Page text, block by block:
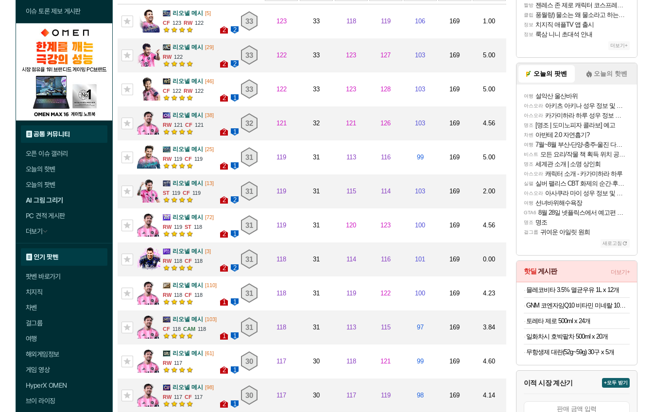
이슈 토론 제보 게시판
공통 커뮤니티
오픈 이슈 갤러리
오늘의 핫벤
오늘의 팟벤
AI 그림 그리기
PC 견적 게시판
더보기
인기 팟벤
팟벤 바로가기
치지직
차벤
걸그룹
여행
해외게임정보
게임 영상
HyperX OMEN
브이 라이징
리오넬 메시 [5]
123
122
2 2
33 123 33 118 119 106 169 1.00
리오넬 메시 [29]
122
2 2
33 122 33 123 127 103 169 5.00
리오넬 메시 [46]
122
122
2 1
33 122 33 123 128 103 169 5.00
리오넬 메시 [38]
121
121
2 1
32 121 32 121 126 103 169 4.56
리오넬 메시 [25]
119
119
2 1
31 119 31 113 116 99 169 5.00
리오넬 메시 [13]
119
119
2 2
31 119 31 115 114 103 169 2.00
리오넬 메시 [72]
119
118
2 1
31 119 31 120 123 100 169 4.56
리오넬 메시 [3]
118
118
2 2
31 118 31 114 116 101 169 0.00
리오넬 메시 [110]
118
118
1 1
31 118 31 119 122 100 169 4.23
리오넬 메시 [103]
118
118
1 1
31 118 31 113 115 97 169 3.84
리오넬 메시 [61]
117
2 1
30 117 30 118 121 99 169 4.60
리오넬 메시 [98]
117
117
2 1
30 117 30 117 119 98 169 4.14
짤방 젠레스 존 제로 캐릭터 코스프레한 꽁주
클립 풍월량) 물소는 왜 물소라고 하는거야? 아! 그만 ㅋㅋ
정보 치지직 애플TV 앱 출시
정보 룩삼 니니 초대석 안내
더보기+
오늘의 팟벤 오늘의 핫벤
여행 설악산 울산바위
아스오라 아키츠 아키나 성우 정보 및 주요 필모
아스오라 카가미하라 하루 성우 정보 및 주요 필모
명조 [명조 | 도미노피자 콜라보] 예고
차벤 아반테 2.0 자연흡기?
여행 7월~8월 부산-단양-충주-울진 다녀왔어요~
비스트 모든 요리/작물 책 획득 위치 공략 (36개) - 미식가 도전과제
명조 세계관 소개 | 소명 상인회
아스오라 캐릭터 소개 - 카가미하라 하루
실팰 실버 팰리스 CBT 화제의 순간·후기 모음
아스오라 아사쿠라 마이 성우 정보 및 주요 필모
여행 선녀바위해수욕장
GTA6 8월 28일 넷플릭스에서 예고편 공개 예정
명조 명조
걸그룹 귀여운 아일릿 원희
새로고침
핫딜 게시판 더보기+
믈레코비타 3.5% 멸균우유 1L x 12개
GNM 코엔자임Q10 비타민 미네랄 10종 120정
토레타 제로 500ml x 24개
일화차시 호박팥차 500ml x 20개
무항생제 대란(52g~59g) 30구 x 5개
이적 시장 계산기 +모두 받기